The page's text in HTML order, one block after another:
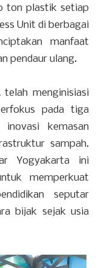
ton plastik setiap
Unit di berbagai
manfaat
pendaur ulang.
telah menginisiasi
pada tiga
kemasan
sampah.
Yogyakarta ini
memperkuat
seputar
bijak sejak usia